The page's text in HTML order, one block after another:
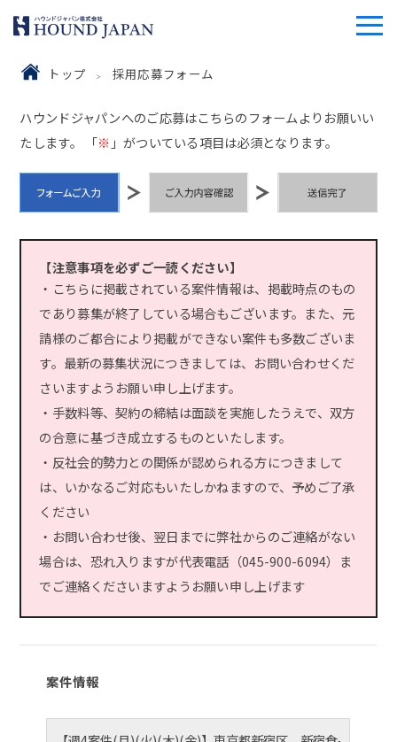
トップ 採用応募フォーム
ハウンドジャパンへのご応募はこちらのフォームよりお願いい
たします。 「※ 」がついている項目は必須となります。
【注意事項を必ずご一読ください】
・こちらに掲載されている案件情報は、掲載時点のもの
であり募集が終了している場合もございます。また、元
請様のご都合により掲載ができない案件も多数ございま
す。最新の募集状況につきましては、お問い合わせくだ
さいますようお願い申し上げます。
・手数料等、契約の締結は面談を実施したうえで、双方
の合意に基づき成立するものといたします。
・反社会的勢力との関係が認められる方につきまして
は、いかなるご対応もいたしかねますので、予めご了承
ください
・お問い合わせ後、翌日までに弊社からのご連絡がない
場合は、恐れ入りますが代表電話（045-900-6094）ま
でご連絡くださいますようお願い申し上げます
案件情報